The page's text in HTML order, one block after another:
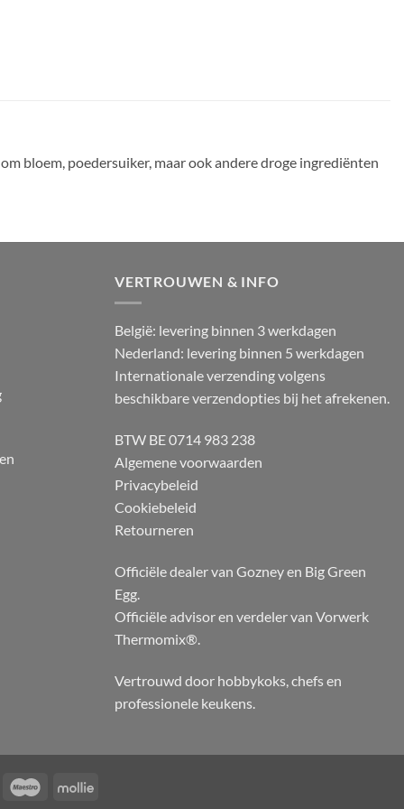
bloem, poedersuiker, maar ook andere droge ingrediënten
VERTROUWEN & INFO
België: levering binnen 3 werkdagen
Nederland: levering binnen 5 werkdagen
Internationale verzending volgens
beschikbare verzendopties bij het afrekenen.
BTW BE 0714 983 238
Algemene voorwaarden
Privacybeleid
Cookiebeleid
Retourneren
Officiële dealer van Gozney en Big Green
Egg.
Officiële advisor en verdeler van Vorwerk
Thermomix®.
Vertrouwd door hobbykoks, chefs en
professionele keukens.
KBC Maestro Mollie